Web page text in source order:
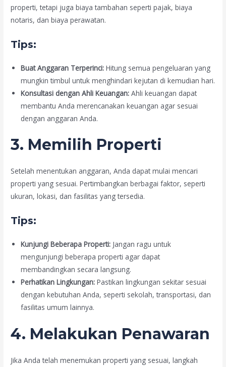
properti, tetapi juga biaya tambahan seperti pajak, biaya
notaris, dan biaya perawatan.
Tips:
Buat Anggaran Terperinci: Hitung semua pengeluaran yang
mungkin timbul untuk menghindari kejutan di kemudian hari.
Konsultasi dengan Ahli Keuangan: Ahli keuangan dapat
membantu Anda merencanakan keuangan agar sesuai
dengan anggaran Anda.
3. Memilih Properti
Setelah menentukan anggaran, Anda dapat mulai mencari
properti yang sesuai. Pertimbangkan berbagai faktor, seperti
ukuran, lokasi, dan fasilitas yang tersedia.
Tips:
Kunjungi Beberapa Properti: Jangan ragu untuk
mengunjungi beberapa properti agar dapat
membandingkan secara langsung.
Perhatikan Lingkungan: Pastikan lingkungan sekitar sesuai
dengan kebutuhan Anda, seperti sekolah, transportasi, dan
fasilitas umum lainnya.
4. Melakukan Penawaran
Jika Anda telah menemukan properti yang sesuai, langkah